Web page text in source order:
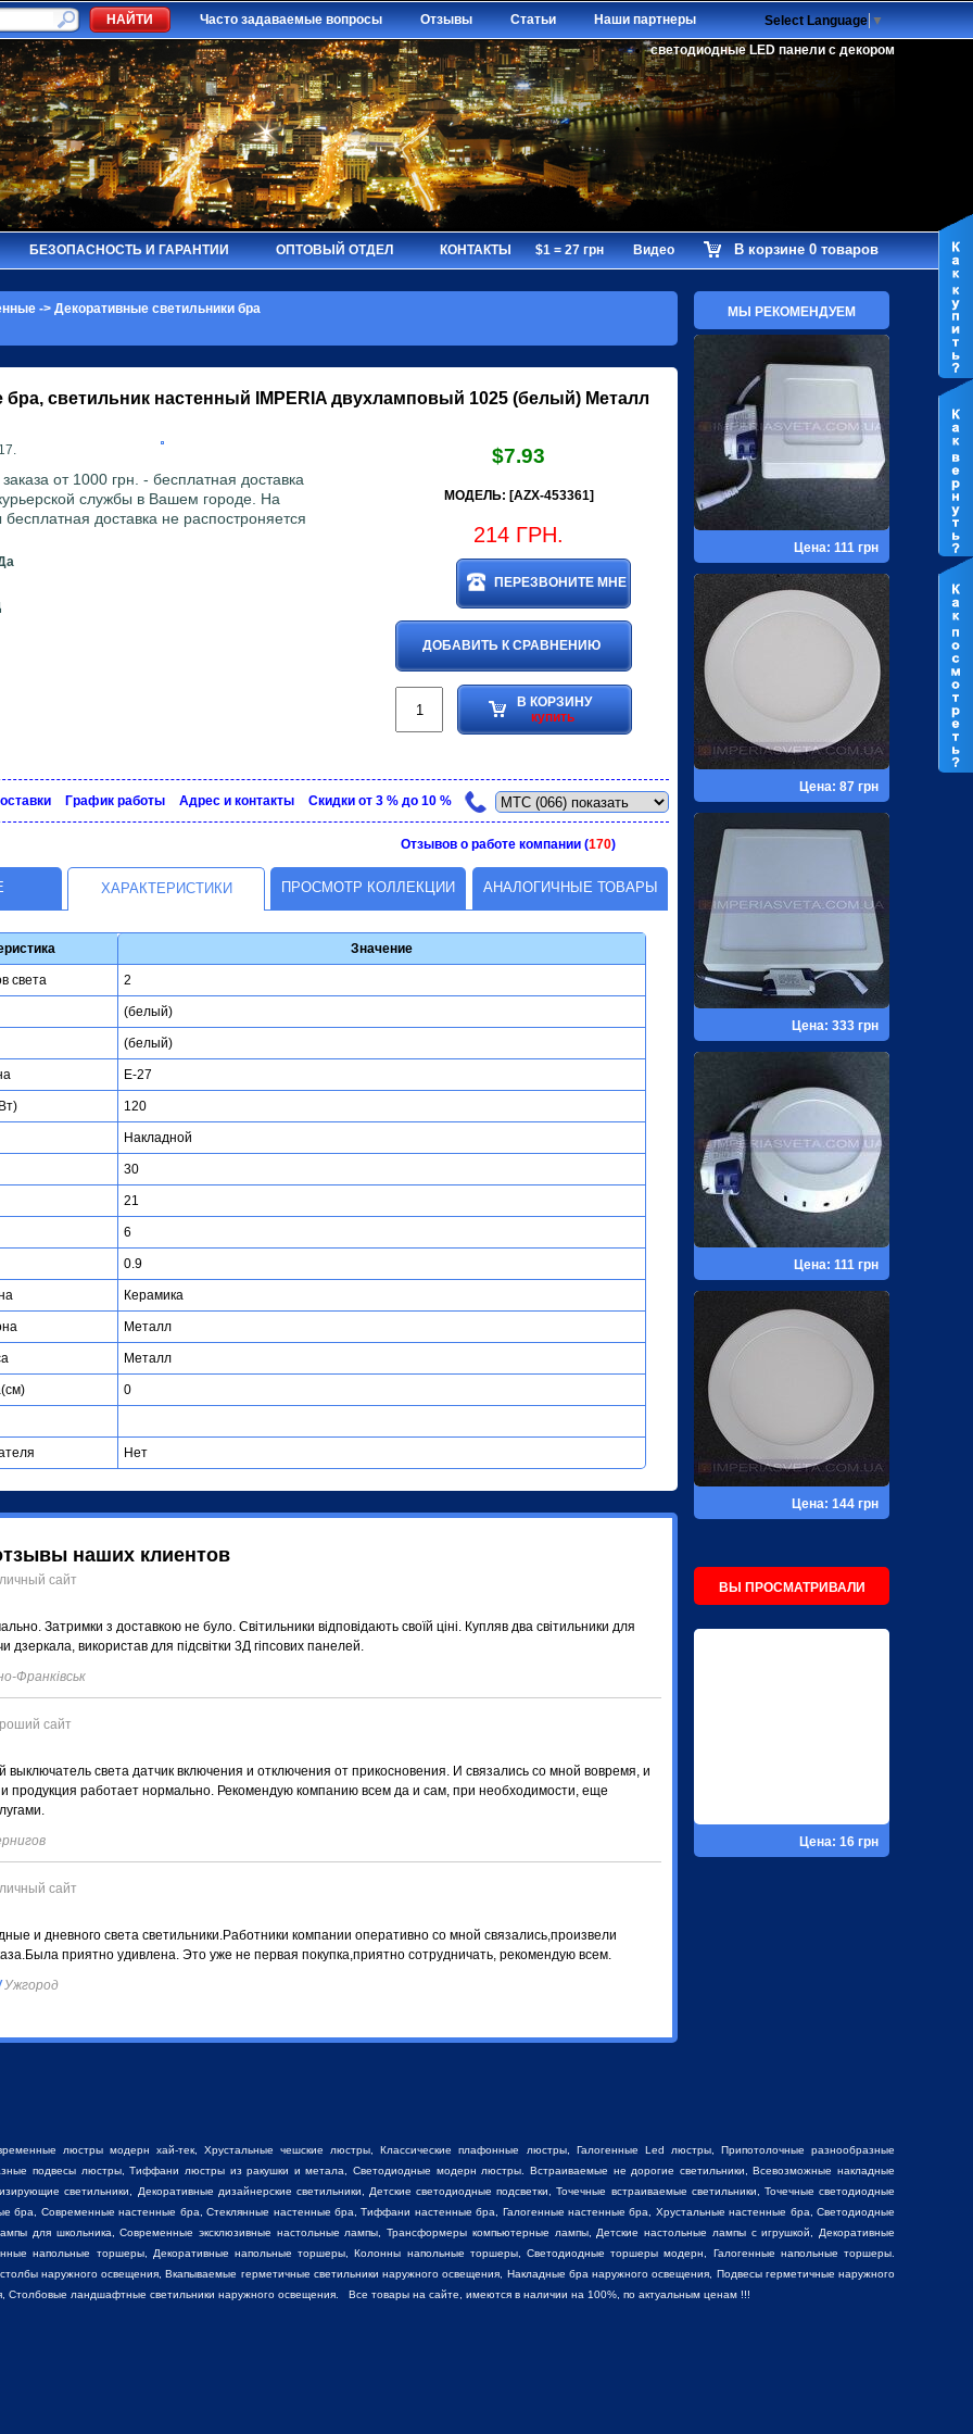
Часто задаваемые вопросы Отзывы Статьи Наши партнеры Select Language ▼
светодиодные LED панели с декором
БЕЗОПАСНОСТЬ И ГАРАНТИИ ОПТОВЫЙ ОТДЕЛ КОНТАКТЫ $1 = 27 грн Видео В корзине 0 товаров
-> Декоративные светильники бра
бра, светильник настенный IMPERIA двухламповый 1025 (белый) Металл
от 1000 грн. - бесплатная доставка
службы в Вашем городе. На
доставка не распостроняется
$7.93
МОДЕЛЬ: [AZX-453361]
214 ГРН.
ДОБАВИТЬ К СРАВНЕНИЮ
ПЕРЕЗВОНИТЕ МНЕ
В КОРЗИНУ
купить
График рaботы Адрес и контакты Скидки от 3 % до 10 %
Отзывов о работе компании (170)
ХАРАКТЕРИСТИКИ ПРОСМОТР КОЛЛЕКЦИИ АНАЛОГИЧНЫЕ ТОВАРЫ
Значение
света 2
(белый)
(белый)
E-27
120
Накладной
30
21
6
0.9
Керамика
Металл
Металл
0
Нет
наших клиентов
сайт
Затримки з доставкою не було. Світильники відповідають своїй ціні. Купляв два світильники для
дзеркала, використав для підсвітки 3Д гіпсових панелей.
Франківськ
сайт
выключатель света датчик включения и отключения от прикосновения. И связались со мной вовремя, и
продукция работает нормально. Рекомендую компанию всем да и сам, при необходимости, еще
сайт
и дневного света светильники.Работники компании оперативно со мной связались,произвели
приятно удивлена. Это уже не первая покупка,приятно сотрудничать, рекомендую всем.
Ужгород
МЫ РЕКОМЕНДУЕМ
Цена: 111 грн
Цена: 87 грн
Цена: 333 грн
Цена: 111 грн
Цена: 144 грн
ВЫ ПРОСМАТРИВАЛИ
Цена: 16 грн
люстры модерн хай-тек, Хрустальные чешские люстры,Классические плафонные люстры, Галогенные Led люстры, Припотолочные разнообразные
подвесы люстры,Тиффани люстрыиз ракушки и метала, Светодиодные модерн люстры. Встраиваемые не дорогие светильники, Всевозможные накладные
светильники, Декоративные дизайнерские светильники , Детские светодиодные подсветки, Точечные встраиваемые светильники, Точечные светодиодные
бра, Современные настенные бра, Стеклянные настенные бра, Тиффани настенные бра, Галогенные настенные бра, Хрустальные настенные бра, Светодиодные
для школьника, Современные эксклюзивные настольные лампы, Трансформеры компьютерные лампы, Детские настольные лампы с игрушкой, Декоративные
напольные торшеры, Декоративные напольные торшеры, Колонны напольные торшеры, Светодиодные торшеры модерн, Галогенные напольные торшеры.
наружного освещения, Вкапываемые герметичные светильники наружного освещения, Накладные бра наружного освещения, Подвесы герметичные наружного
Столбовые ландшафтные светильники наружного освещения. Все товары на сайте, имеются в наличии на 100%, по актуальным ценам !!!